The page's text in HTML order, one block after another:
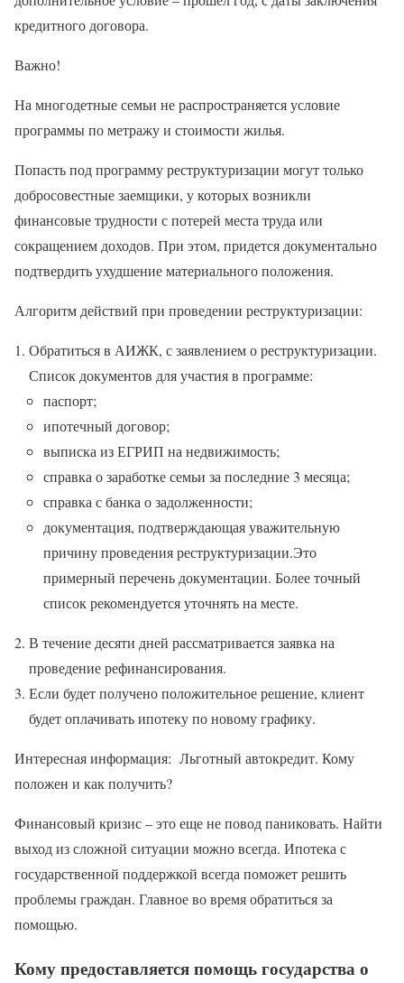
кредитного договора.
Важно!
На многодетные семьи не распространяется условие
программы по метражу и стоимости жилья.
Попасть под программу реструктуризации могут только
добросовестные заемщики, у которых возникли
финансовые трудности с потерей места труда или
сокращением доходов. При этом, придется документально
подтвердить ухудшение материального положения.
Алгоритм действий при проведении реструктуризации:
Обратиться в АИЖК, с заявлением о реструктуризации.
Список документов для участия в программе:
паспорт;
ипотечный договор;
выписка из ЕГРИП на недвижимость;
справка о заработке семьи за последние 3 месяца;
справка с банка о задолженности;
документация, подтверждающая уважительную
причину проведения реструктуризации.Это
примерный перечень документации. Более точный
список рекомендуется уточнять на месте.
В течение десяти дней рассматривается заявка на
проведение рефинансирования.
Если будет получено положительное решение, клиент
будет оплачивать ипотеку по новому графику.
Интересная информация: Льготный автокредит. Кому
положен и как получить?
Финансовый кризис – это еще не повод паниковать. Найти
выход из сложной ситуации можно всегда. Ипотека с
государственной поддержкой всегда поможет решить
проблемы граждан. Главное во время обратиться за
помощью.
Кому предоставляется помощь государства о